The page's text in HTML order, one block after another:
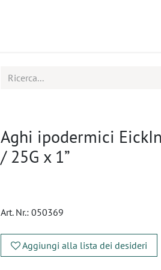
Aghi ipodermici
/ 25G x 1”
Art. Nr.: 050369
Aggiungi alla lista dei desideri